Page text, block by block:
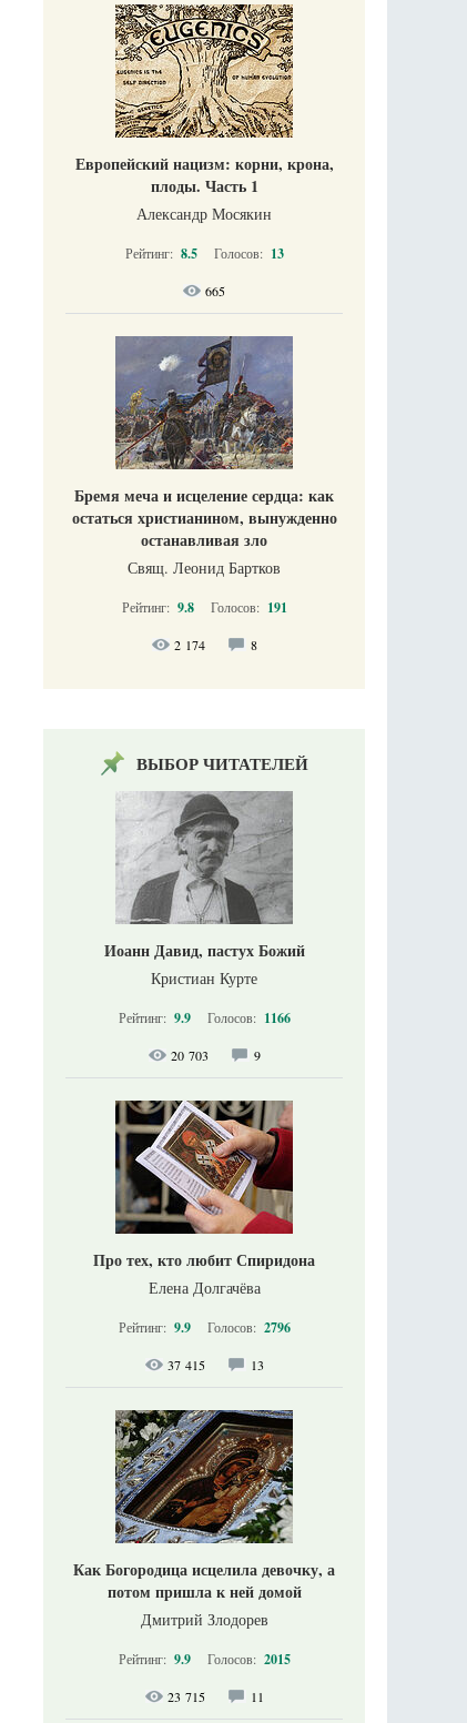
Европейский нацизм: корни, крона,
плоды. Часть 1
Александр Мосякин
Рейтинг: 8.5 Голосов: 13
665
Бремя меча и исцеление сердца: как
остаться христианином, вынужденно
останавливая зло
Свящ. Леонид Бартков
Рейтинг: 9.8 Голосов: 191
2 174 8
ВЫБОР ЧИТАТЕЛЕЙ
Иоанн Давид, пастух Божий
Кристиан Курте
Рейтинг: 9.9 Голосов: 1166
20 703 9
Про тех, кто любит Спиридона
Елена Долгачёва
Рейтинг: 9.9 Голосов: 2796
37 415 13
Как Богородица исцелила девочку, а
потом пришла к ней домой
Дмитрий Злодорев
Рейтинг: 9.9 Голосов: 2015
23 715 11